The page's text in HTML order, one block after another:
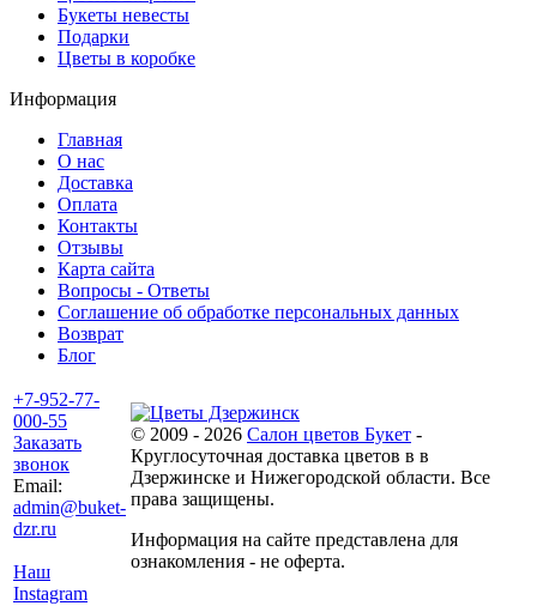
Букеты невесты
Подарки
Цветы в коробке
Информация
Главная
О нас
Доставка
Оплата
Контакты
Отзывы
Карта сайта
Вопросы - Ответы
Соглашение об обработке персональных данных
Возврат
Блог
+7-952-77-
000-55
Заказать
звонок
Email:
admin@buket-
dzr.ru
Наш
Instagram
© 2009 - 2026 Салон цветов Букет -
Круглосуточная доставка цветов в в
Дзержинске и Нижегородской области. Все
права защищены.
Информация на сайте представлена для
ознакомления - не оферта.